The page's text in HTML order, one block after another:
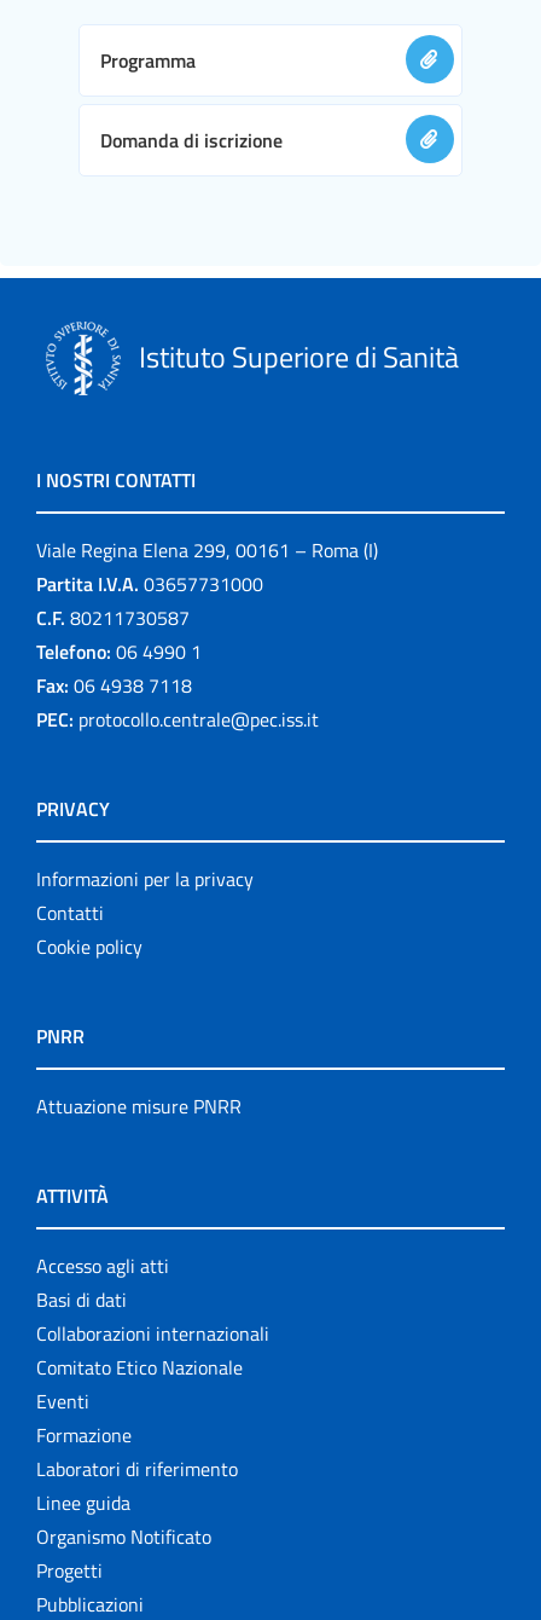
Programma
Domanda di iscrizione
Istituto Superiore di Sanità
I NOSTRI CONTATTI
Viale Regina Elena 299, 00161 – Roma (I)
Partita I.V.A. 03657731000
C.F. 80211730587
Telefono: 06 4990 1
Fax: 06 4938 7118
PEC: protocollo.centrale@pec.iss.it
PRIVACY
Informazioni per la privacy
Contatti
Cookie policy
PNRR
Attuazione misure PNRR
ATTIVITÀ
Accesso agli atti
Basi di dati
Collaborazioni internazionali
Comitato Etico Nazionale
Eventi
Formazione
Laboratori di riferimento
Linee guida
Organismo Notificato
Progetti
Pubblicazioni